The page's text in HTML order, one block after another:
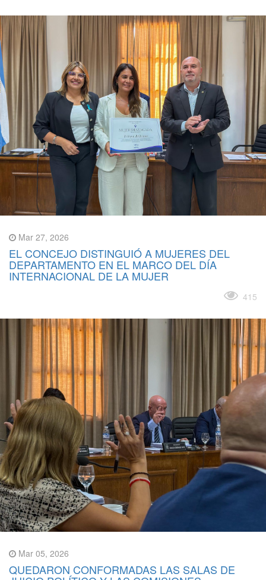
Mar 27, 2026
EL CONCEJO DISTINGUIÓ A MUJERES DEL
DEPARTAMENTO EN EL MARCO DEL DÍA
INTERNACIONAL DE LA MUJER
415
Mar 05, 2026
QUEDARON CONFORMADAS LAS SALAS DE